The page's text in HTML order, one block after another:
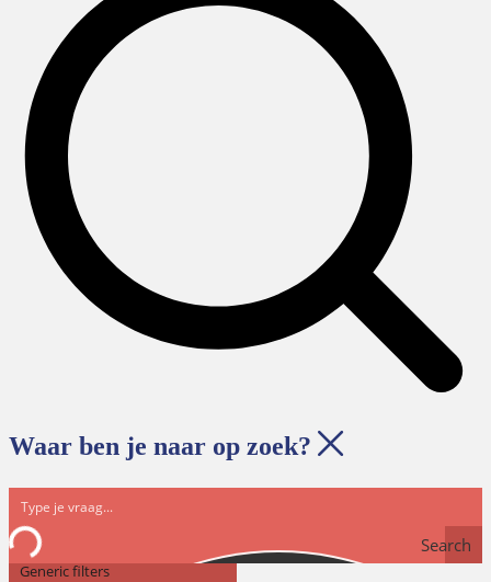
Waar ben je naar op zoek?
Search
Generic filters